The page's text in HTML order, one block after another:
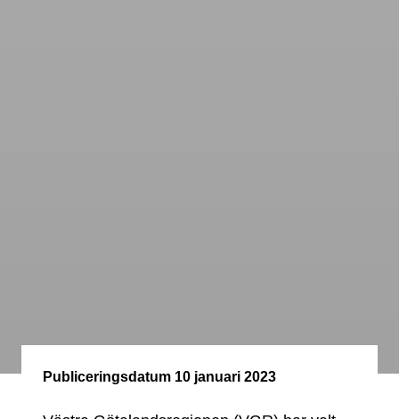
Publiceringsdatum 10 januari 2023